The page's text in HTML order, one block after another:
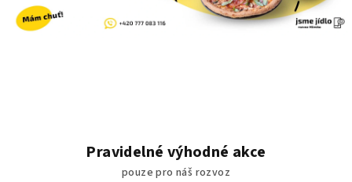
Pravidelné výhodné akce
pouze pro náš rozvoz